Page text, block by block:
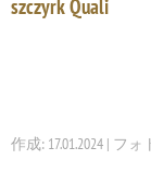
szczyrk Quali
作成: 17.01.2024 | フォ